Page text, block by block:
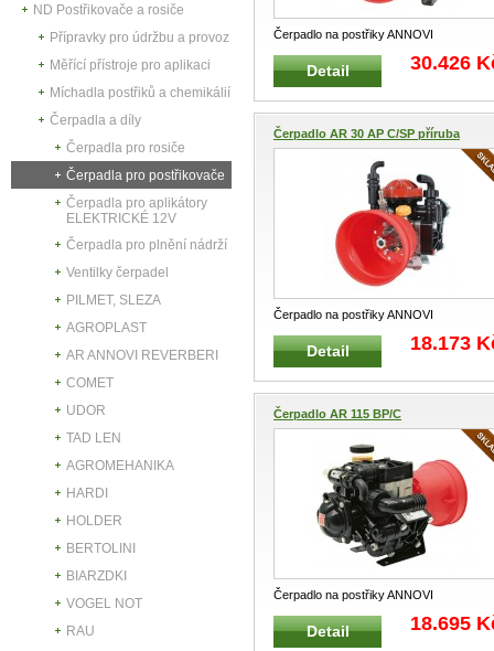
ND Postřikovače a rosiče
Přípravky pro údržbu a provoz
Měřící přístroje pro aplikaci
Míchadla postřiků a chemikálií
Čerpadla a díly
Čerpadla pro rosiče
Čerpadla pro postřikovače
Čerpadla pro aplikátory
ELEKTRICKÉ 12V
Čerpadla pro plnění nádrží
Ventilky čerpadel
PILMET, SLEZA
AGROPLAST
AR ANNOVI REVERBERI
COMET
UDOR
TAD LEN
AGROMEHANIKA
HARDI
HOLDER
BERTOLINI
BIARZDKI
VOGEL NOT
RAU
Čerpadlo na postřiky ANNOVI
REVERBERI AR 145 BP/C Vhodné pro
nesené...
Detail 30.426
Čerpadlo AR 30 AP C/SP příruba
Čerpadlo na postřiky ANNOVI
REVERBERI AR 30 AP C/SP verze
...
Detail 18.173
Čerpadlo AR 115 BP/C
Čerpadlo na postřiky ANNOVI
REVERBERI AR 115 BP/C Vhodné pro
nesené...
Detail 18.695